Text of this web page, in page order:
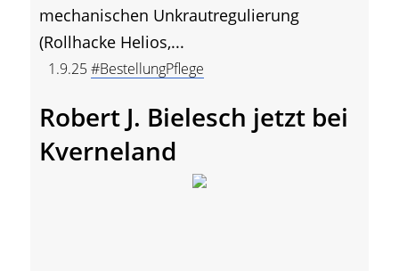
mechanischen Unkrautregulierung
(Rollhacke Helios,...
1.9.25#BestellungPflege
Robert J. Bielesch jetzt bei
Kverneland